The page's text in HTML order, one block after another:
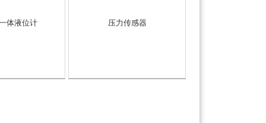
体液位计 压力传感器